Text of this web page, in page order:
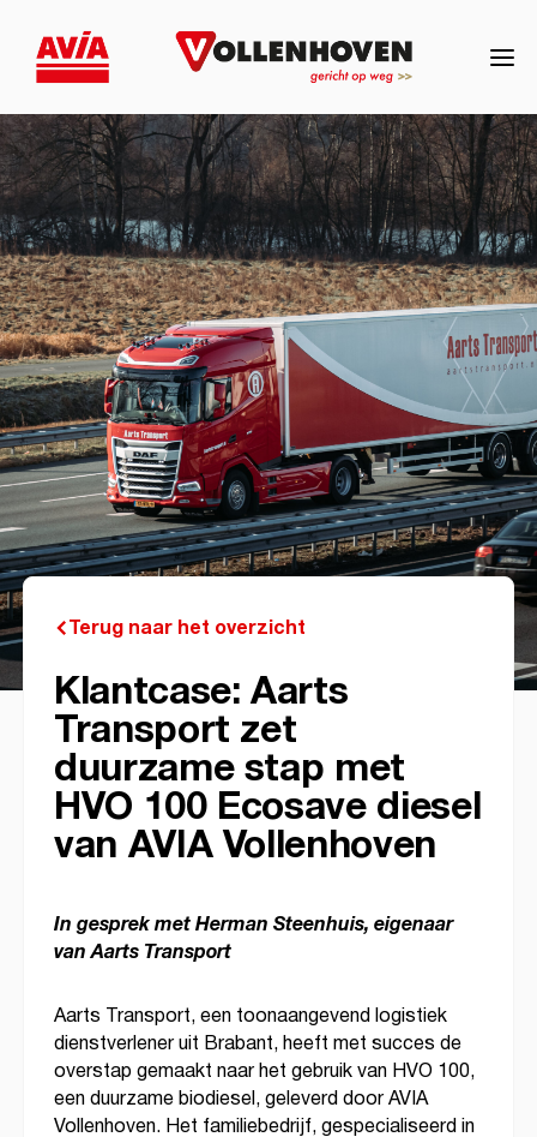
Terug naar het overzicht
Klantcase: Aarts
Transport zet
duurzame stap met
HVO 100 Ecosave diesel
van AVIA Vollenhoven
In gesprek met Herman Steenhuis, eigenaar
van Aarts Transport
Aarts Transport, een toonaangevend logistiek
dienstverlener uit Brabant, heeft met succes de
overstap gemaakt naar het gebruik van HVO 100,
een duurzame biodiesel, geleverd door AVIA
Vollenhoven. Het familiebedrijf, gespecialiseerd in